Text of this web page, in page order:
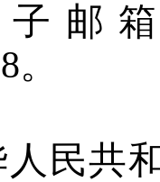
子邮
。
民共